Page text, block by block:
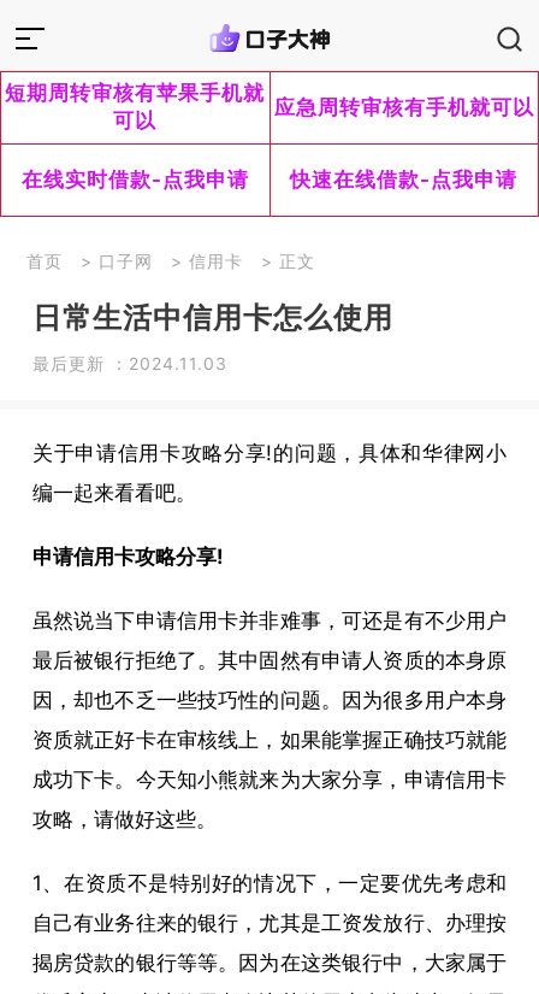
短期周转审核有苹果手机就
可以
应急周转审核有手机就可以
在线实时借款-点我申请 快速在线借款-点我申请
首页 > 口子网 > 信用卡 > 正文
日常生活中信用卡怎么使用
最后更新 ：2024.11.03
关于申请信用卡攻略分享!的问题，具体和华律网小
编一起来看看吧。
申请信用卡攻略分享!
虽然说当下申请信用卡并非难事，可还是有不少用户
最后被银行拒绝了。其中固然有申请人资质的本身原
因，却也不乏一些技巧性的问题。因为很多用户本身
资质就正好卡在审核线上，如果能掌握正确技巧就能
成功下卡。今天知小熊就来为大家分享，申请信用卡
攻略，请做好这些。
1、在资质不是特别好的情况下，一定要优先考虑和
自己有业务往来的银行，尤其是工资发放行、办理按
揭房贷款的银行等等。因为在这类银行中，大家属于